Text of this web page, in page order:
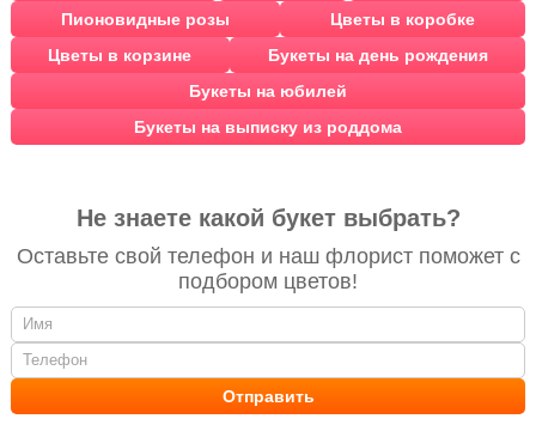
Пионовидные розы
Цветы в коробке
Цветы в корзине
Букеты на день рождения
Букеты на юбилей
Букеты на выписку из роддома
Не знаете какой букет выбрать?
Оставьте свой телефон и наш флорист поможет с
подбором цветов!